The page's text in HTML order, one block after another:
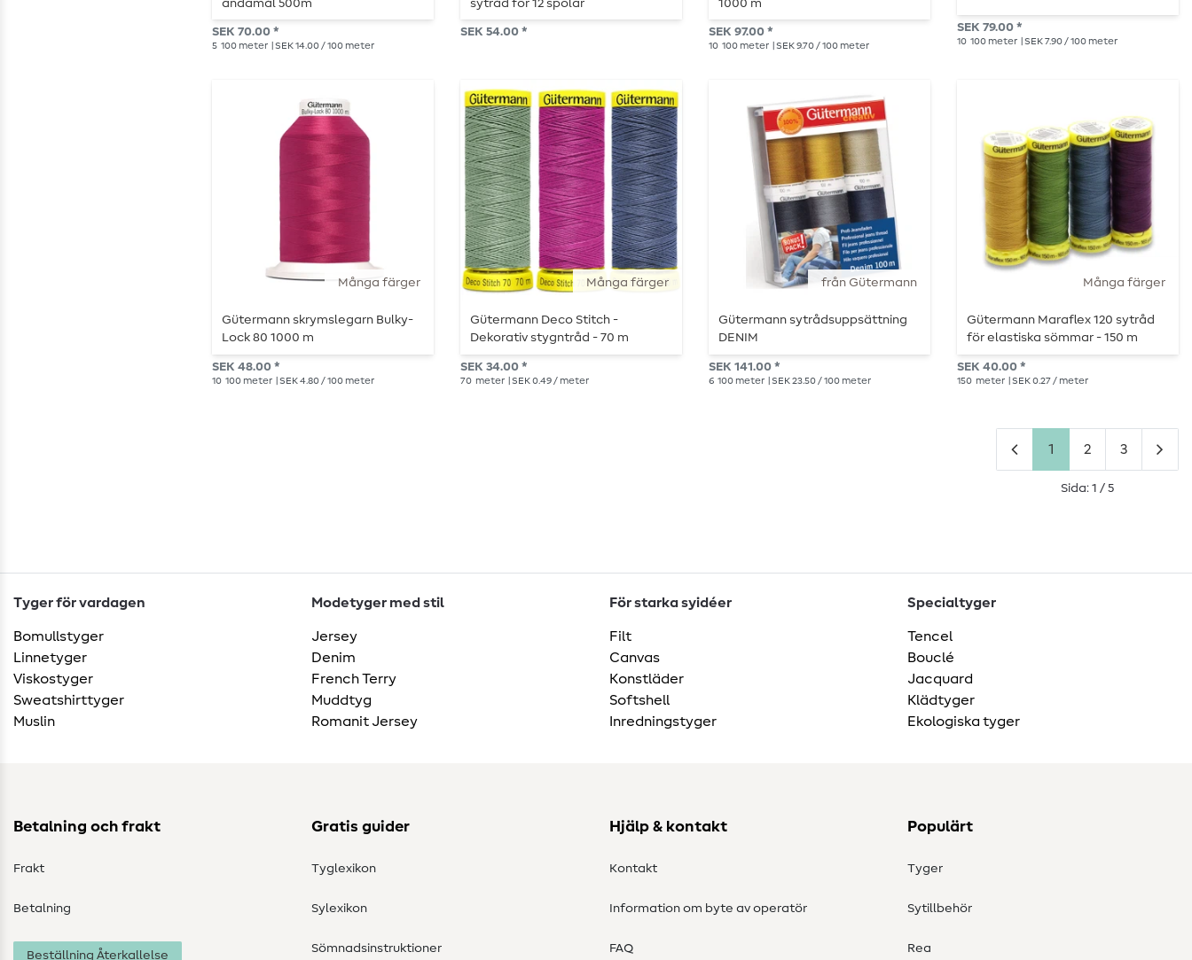
ändamål 500m
SEK 70.00 *
5 100 meter | SEK 14.00 / 100 meter
sytråd för 12 spolar
SEK 54.00 *
1000 m
SEK 97.00 *
10 100 meter | SEK 9.70 / 100 meter
SEK 79.00 *
10 100 meter | SEK 7.90 / 100 meter
Många färger
Gütermann skrymslegarn Bulky-
Lock 80 1000 m
SEK 48.00 *
10 100 meter | SEK 4.80 / 100 meter
Många färger
Gütermann Deco Stitch -
Dekorativ stygntråd - 70 m
SEK 34.00 *
70 meter | SEK 0.49 / meter
från Gütermann
Gütermann sytrådsuppsättning
DENIM
SEK 141.00 *
6 100 meter | SEK 23.50 / 100 meter
Många färger
Gütermann Maraflex 120 sytråd
för elastiska sömmar - 150 m
SEK 40.00 *
150 meter | SEK 0.27 / meter
1 2 3
Sida: 1 / 5
Tyger för vardagen
Bomullstyger
Linnetyger
Viskostyger
Sweatshirttyger
Muslin
Modetyger med stil
Jersey
Denim
French Terry
Muddtyg
Romanit Jersey
För starka syidéer
Filt
Canvas
Konstläder
Softshell
Inredningstyger
Specialtyger
Tencel
Bouclé
Jacquard
Klädtyger
Ekologiska tyger
Betalning och frakt
Frakt
Betalning
Beställning Återkallelse
Gratis guider
Tyglexikon
Sylexikon
Sömnadsinstruktioner
Hjälp & kontakt
Kontakt
Information om byte av operatör
FAQ
Populärt
Tyger
Sytillbehör
Rea